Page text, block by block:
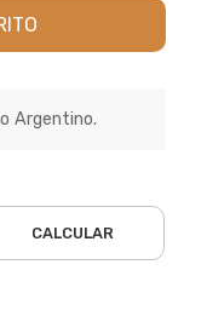
Argentino.
CALCULAR